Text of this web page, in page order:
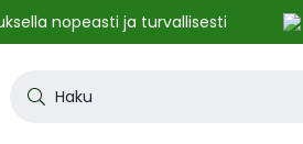
nopeasti ja turvallisesti